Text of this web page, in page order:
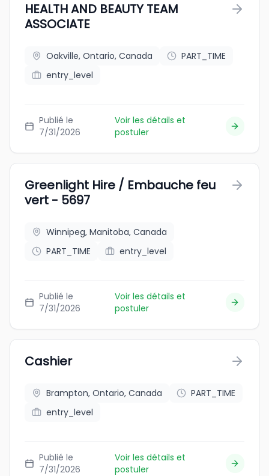
HEALTH AND BEAUTY TEAM
ASSOCIATE
Oakville, Ontario, Canada
PART_TIME
entry_level
Publié le
7/31/2026
Voir les détails et
postuler
Greenlight Hire / Embauche feu
vert - 5697
Winnipeg, Manitoba, Canada
PART_TIME
entry_level
Publié le
7/31/2026
Voir les détails et
postuler
Cashier
Brampton, Ontario, Canada
PART_TIME
entry_level
Publié le
7/31/2026
Voir les détails et
postuler